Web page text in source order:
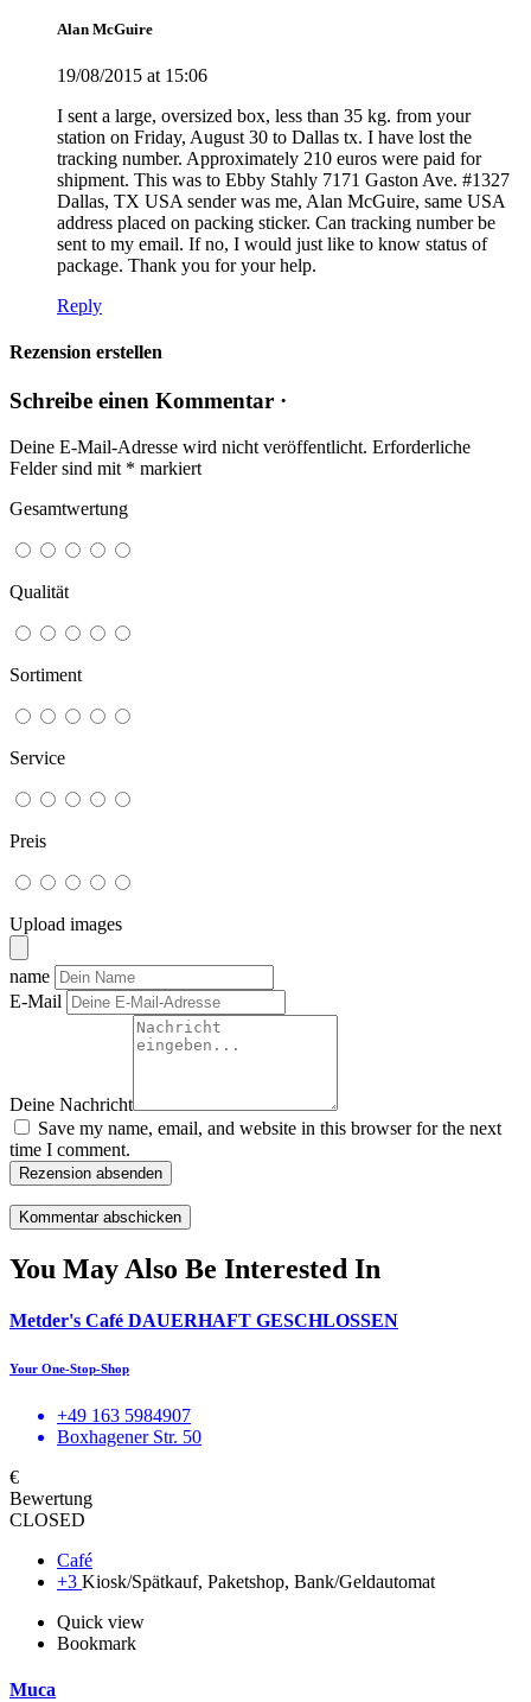
Alan McGuire
19/08/2015 at 15:06
I sent a large, oversized box, less than 35 kg. from your
station on Friday, August 30 to Dallas tx. I have lost the
tracking number. Approximately 210 euros were paid for
shipment. This was to Ebby Stahly 7171 Gaston Ave. #1327
Dallas, TX USA sender was me, Alan McGuire, same USA
address placed on packing sticker. Can tracking number be
sent to my email. If no, I would just like to know status of
package. Thank you for your help.
Reply
Rezension erstellen
Schreibe einen Kommentar ·
Deine E-Mail-Adresse wird nicht veröffentlicht. Erforderliche
Felder sind mit * markiert
Gesamtwertung
Qualität
Sortiment
Service
Preis
Upload images
name
E-Mail
Deine Nachricht
Save my name, email, and website in this browser for the next
time I comment.
Rezension absenden
You May Also Be Interested In
Metder's Café DAUERHAFT GESCHLOSSEN
Your One-Stop-Shop
+49 163 5984907
Boxhagener Str. 50
€
Bewertung
CLOSED
Café
+3 Kiosk/Spätkauf, Paketshop, Bank/Geldautomat
Quick view
Bookmark
Muca